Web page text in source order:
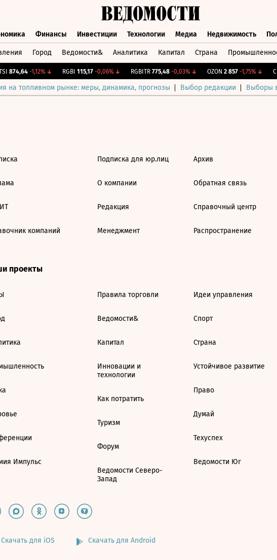
Финансы Инвестиции Технологии Медиа Недвижимость
Город Ведомости& Аналитика Капитал Страна
874,64 -1,12%↓ RGBI 115,17 -0,06%↓ RGBITR 775,48 -0,03%↓ OZON 2 857 -1,75%↓
на топливном рынке: меры, динамика, прогнозы Выбор редакции Выборы
компаний
Подписка для юр.лиц
О компании
Редакция
Менеджмент
Архив
Обратная связь
Справочный центр
Распространение
проекты
Импульс
Правила торговли
Ведомости&
Капитал
Инновации и
технологии
Как потратить
Туризм
Форум
Ведомости Северо-
Запад
Идеи управления
Спорт
Страна
Устойчивое развитие
Право
Думай
Техуспех
Ведомости Юг
Скачать для iOS Скачать для Android